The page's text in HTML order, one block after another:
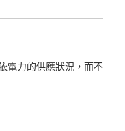
電力的供應狀況，而不